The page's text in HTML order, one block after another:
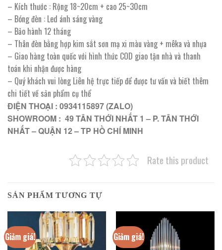
– Kích thước : Rộng 18~20cm + cao 25~30cm
– Bóng đèn : Led ánh sáng vàng
– Bảo hành 12 tháng
– Thân đèn bằng hợp kim sắt sơn mạ xi màu vàng + mêka và nhựa
– Giao hàng toàn quốc với hình thức COD giao tận nhà và thanh
toán khi nhận được hàng
– Quý khách vui lòng Liên hệ trực tiếp để được tư vấn và biết thêm
chi tiết về sản phẩm cụ thể
ĐIỆN THOẠI : 0934115897 (ZALO)
SHOWROOM : 49 TÂN THỚI NHẤT 1 – P. TÂN THỚI
NHẤT – QUẬN 12 – TP HỒ CHÍ MINH
Rate this product
SẢN PHẨM TƯƠNG TỰ
Giảm giá! Giảm giá!